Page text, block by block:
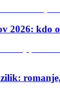
2026: kdo